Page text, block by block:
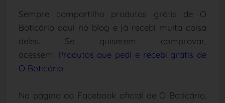
Sempre compartilho produtos grátis de O
Boticário aqui no blog e já recebi muita coisa
deles. Se quiserem comprovar,
acessem: Produtos que pedi e recebi grátis de
O Boticário
Na página do Facebook oficial de O Boticário,